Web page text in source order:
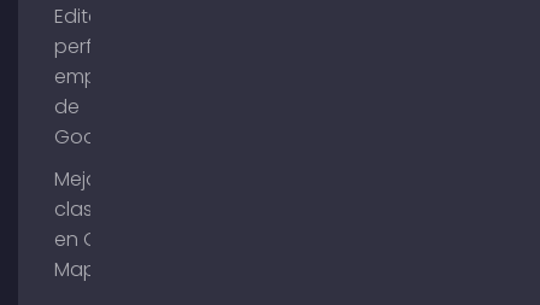
Editar el
perfil de
empresa
de
Google
Mejorar la
clasificación
en Google
Maps